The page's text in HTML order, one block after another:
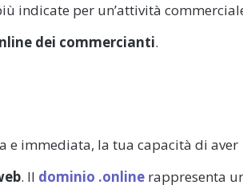
indicate per un’attività
dei commercianti.
e immediata, la tua capacità di aver
. Il dominio .online rappresenta